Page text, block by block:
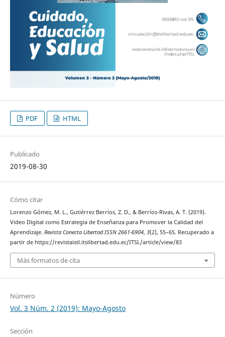
PDF HTML
Publicado
2019-08-30
Cómo citar
Lorenzo Gómez, M. L., Gutiérrez Berríos, Z. D., & Berríos-Rivas, A. T. (2019).
Video Digital como Estrategia de Enseñanza para Promover la Calidad del
Aprendizaje. Revista Conecta Libertad ISSN 2661-6904, 3(2), 55–65. Recuperado a
partir de https://revistaistl.itslibertad.edu.ec/ITSL/article/view/83
Más formatos de cita
Número
Vol. 3 Núm. 2 (2019): Mayo-Agosto
Sección